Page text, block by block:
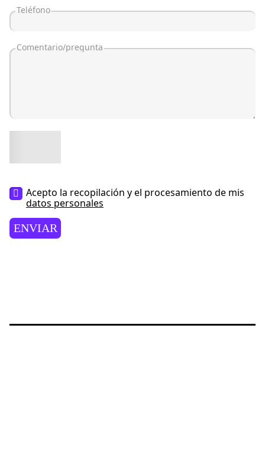
Acepto la recopilación y el procesamiento de mis
datos personales
ENVIAR